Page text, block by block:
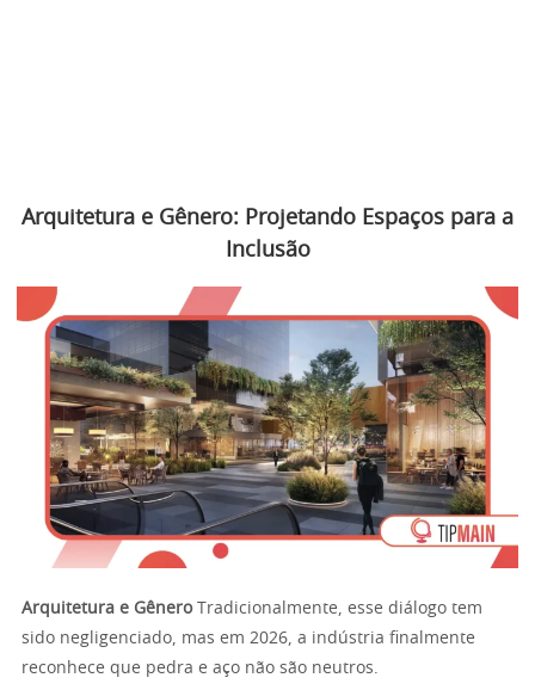
Arquitetura e Gênero: Projetando Espaços para a
Inclusão
Arquitetura e GêneroTradicionalmente, esse diálogo tem
sido negligenciado, mas em 2026, a indústria finalmente
reconhece que pedra e aço não são neutros.